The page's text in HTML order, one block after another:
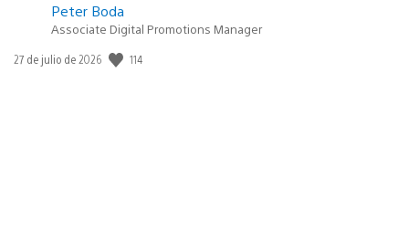
Peter Boda
Associate Digital Promotions Manager
Fecha
27 de julio de 2026 114